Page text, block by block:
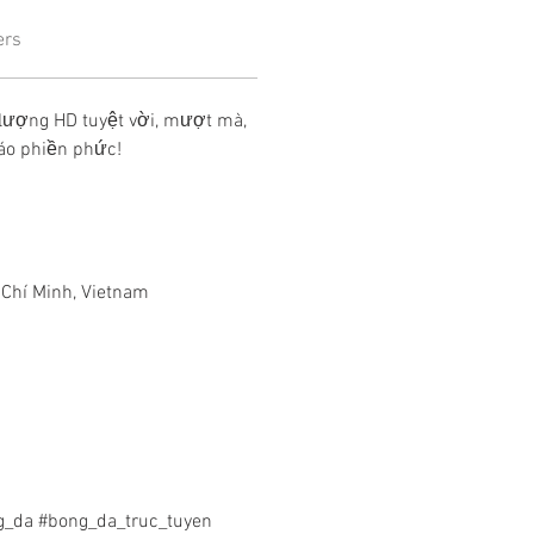
HD tuyệt vời, mượt mà,
phiền phức!
Minh, Vietnam
#bong_da_truc_tuyen